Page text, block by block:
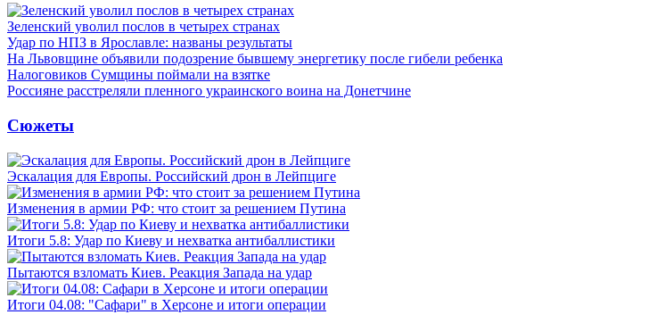
Зеленский уволил послов в четырех странах
Удар по НПЗ в Ярославле: названы результаты
На Львовщине объявили подозрение бывшему энергетику после гибели ребенка
Налоговиков Сумщины поймали на взятке
Россияне расстреляли пленного украинского воина на Донетчине
Сюжеты
Эскалация для Европы. Российский дрон в Лейпциге
Изменения в армии РФ: что стоит за решением Путина
Итоги 5.8: Удар по Киеву и нехватка антибаллистики
Пытаются взломать Киев. Реакция Запада на удар
Итоги 04.08: "Сафари" в Херсоне и итоги операции